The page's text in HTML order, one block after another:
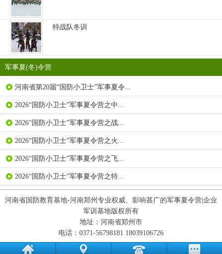
特战队冬训
军事夏(冬)令营
河南省第20届“国防小卫士”军事夏令...
2026“国防小卫士”军事夏令营之中...
2026“国防小卫士”军事夏令营之战...
2026“国防小卫士”军事夏令营之火...
2026“国防小卫士”军事夏令营之飞...
2026“国防小卫士”军事夏令营之特...
河南省国防教育基地-河南郑州专业权威、影响甚广的军事夏令营|企业
军训基地版权所有
地址：河南省郑州市
电话：0371-56798181 18039106726